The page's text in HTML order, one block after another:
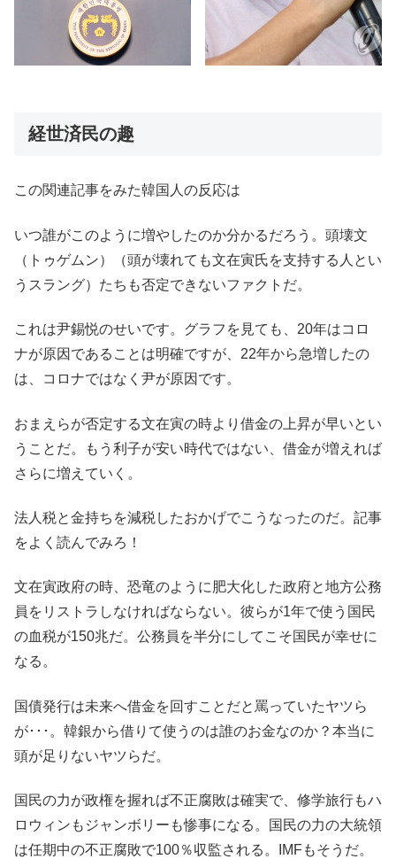
経世済民の趣
この関連記事をみた韓国人の反応は
いつ誰がこのように増やしたのか分かるだろう。頭壊文
（トゥゲムン）（頭が壊れても文在寅氏を支持する人とい
うスラング）たちも否定できないファクトだ。
これは尹錫悦のせいです。グラフを見ても、20年はコロ
ナが原因であることは明確ですが、22年から急増したの
は、コロナではなく尹が原因です。
おまえらが否定する文在寅の時より借金の上昇が早いとい
うことだ。もう利子が安い時代ではない、借金が増えれば
さらに増えていく。
法人税と金持ちを減税したおかげでこうなったのだ。記事
をよく読んでみろ！
文在寅政府の時、恐竜のように肥大化した政府と地方公務
員をリストラしなければならない。彼らが1年で使う国民
の血税が150兆だ。公務員を半分にしてこそ国民が幸せに
なる。
国債発行は未来へ借金を回すことだと罵っていたヤツら
が･･･。韓銀から借りて使うのは誰のお金なのか？本当に
頭が足りないヤツらだ。
国民の力が政権を握れば不正腐敗は確実で、修学旅行もハ
ロウィンもジャンボリーも惨事になる。国民の力の大統領
は任期中の不正腐敗で100％収監される。IMFもそうだ。